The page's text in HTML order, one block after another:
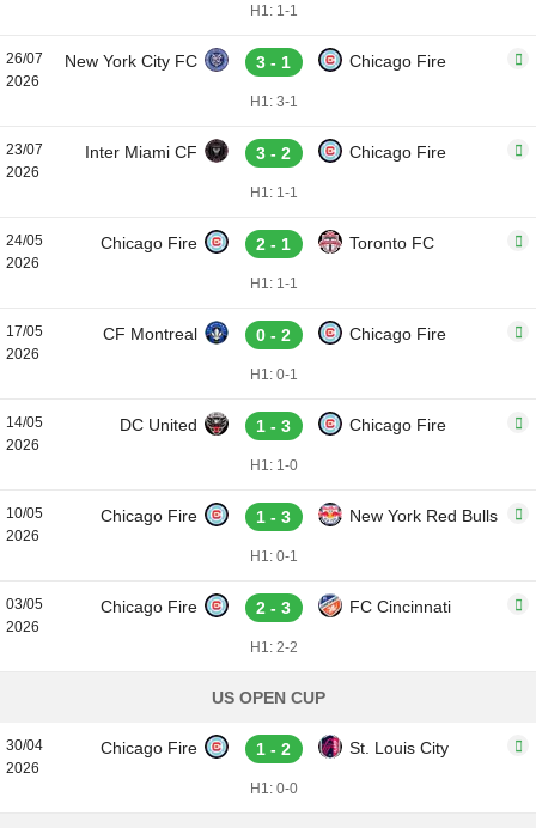
H1: 1-1
26/07
2026
New York City FC 3 - 1 Chicago Fire
H1: 3-1
23/07
2026
Inter Miami CF 3 - 2 Chicago Fire
H1: 1-1
24/05
2026
Chicago Fire 2 - 1 Toronto FC
H1: 1-1
17/05
2026
CF Montreal 0 - 2 Chicago Fire
H1: 0-1
14/05
2026
DC United 1 - 3 Chicago Fire
H1: 1-0
10/05
2026
Chicago Fire 1 - 3 New York Red Bulls
H1: 0-1
03/05
2026
Chicago Fire 2 - 3 FC Cincinnati
H1: 2-2
US OPEN CUP
30/04
2026
Chicago Fire 1 - 2 St. Louis City
H1: 0-0